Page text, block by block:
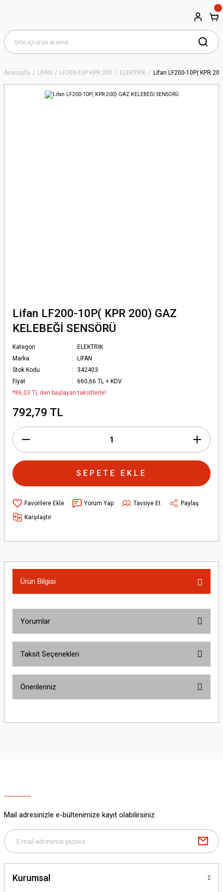
Anasayfa LİFAN LF200-10P KPR 200 ELEKTRİK Lifan LF200-10P( KPR
Lifan LF200-10P( KPR 200) GAZ
KELEBEĞİ SENSÖRÜ
Kategori
ELEKTRİK
Marka
LİFAN
Stok Kodu
342403
Fiyat
660,66 TL + KDV
*86,03 TL den başlayan taksitlerle!
792,79 TL
SEPETE EKLE
Yorum Yap Tavsiye Et
Paylaş
Karşılaştır
Ürün Bilgisi
Yorumlar
Taksit Seçenekleri
Önerileriniz
yetersiz gördüğünüz noktaları öneri formunu kullanarak tarafımıza
Bu ürüne benzer farklı alternatifler olmalı.
Mail adresinizle e-bültenimize kayıt olabilirsiniz.
Kurumsal